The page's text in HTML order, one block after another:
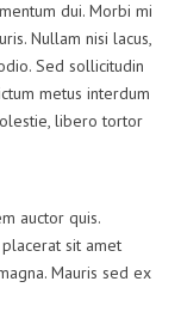
dui. Morbi mi
Nullam nisi lacus,
Sed sollicitudin
metus interdum
libero tortor
auctor quis.
sit amet
Mauris sed ex